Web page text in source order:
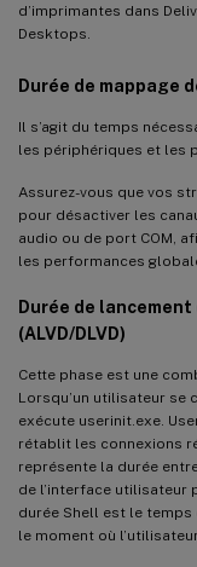
d’imprimantes dans
Desktops.
Durée de mappage
Il s’agit du temps
les périphériques et les
Assurez-vous que vos
pour désactiver les
audio ou de port COM,
les performances
Durée de
(ALVD/DLVD)
Cette phase est une
Lorsqu’un utilisateur se
exécute userinit.exe.
rétablit les connexions
représente la durée
de l’interface utilisateur
durée Shell est le
le moment où